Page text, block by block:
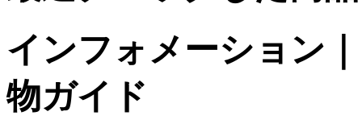
インフォメーション
物ガイド